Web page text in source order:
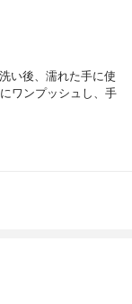
い後、濡れた手に使
ワンプッシュし、手